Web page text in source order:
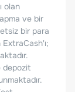
olan
ve bir
bir para
depozit